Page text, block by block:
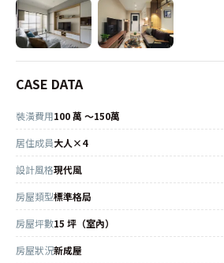
CASE DATA
裝潢費用100 萬 ～150萬
居住成員大人×4
設計風格現代風
房屋類型標準格局
房屋坪數15 坪（室內）
房屋狀況新成屋